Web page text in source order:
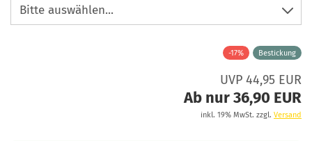
-17% Bestickung
UVP 44,95 EUR
Ab nur 36,90 EUR
inkl. 19% MwSt. zzgl. Versand